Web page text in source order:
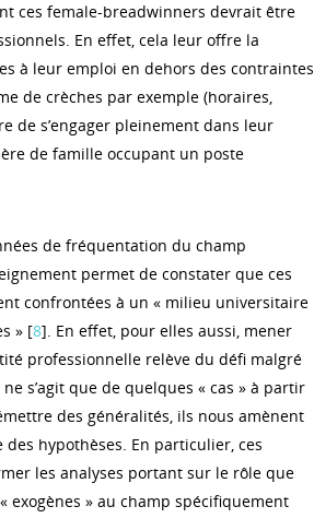
ces female-breadwinners devrait être
En effet, cela leur offre la
à leur emploi en dehors des contraintes
de crèches par exemple (horaires,
de s’engager pleinement dans leur
de famille occupant un poste
de fréquentation du champ
permet de constater que ces
confrontées à un « milieu universitaire
» [8]. En effet, pour elles aussi, mener
professionnelle relève du défi malgré
s’agit que de quelques « cas » à partir
des généralités, ils nous amènent
hypothèses. En particulier, ces
les analyses portant sur le rôle que
» au champ spécifiquement